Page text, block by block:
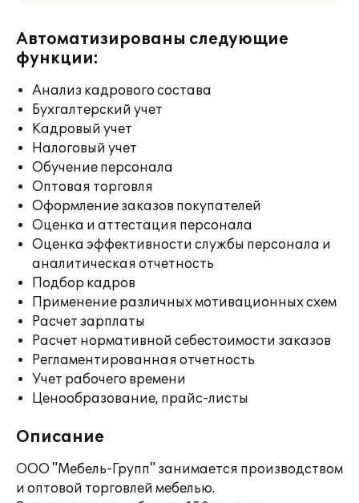
Автоматизированы следующие
функции:
Анализ кадрового состава
Бухгалтерский учет
Кадровый учет
Налоговый учет
Обучение персонала
Оптовая торговля
Оформление заказов покупателей
Оценка и аттестация персонала
Оценка эффективности службы персонала и
аналитическая отчетность
Подбор кадров
Применение различных мотивационных схем
Расчет зарплаты
Расчет нормативной себестоимости заказов
Регламентированная отчетность
Учет рабочего времени
Ценообразование, прайс-листы
Описание
ООО "Мебель-Групп" занимается производством
и оптовой торговлей мебелью.